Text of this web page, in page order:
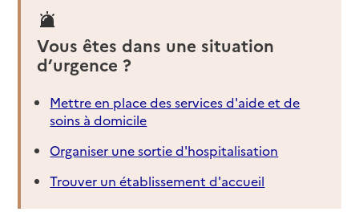
Vous êtes dans une situation
d’urgence ?
Mettre en place des services d'aide et de
soins à domicile
Organiser une sortie d'hospitalisation
Trouver un établissement d'accueil